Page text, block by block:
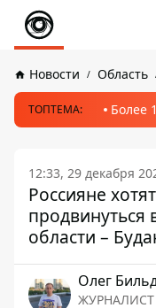
Новости Область
ТОПТЕМА: Более
12:33, 29 декабря
Россияне
продвинуться
области –
Олег
ЖУРНАЛИСТ